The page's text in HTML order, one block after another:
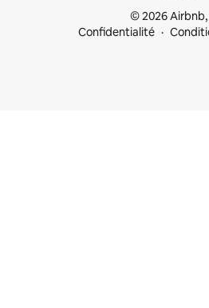
© 2026 Airbnb,
Confidentialité